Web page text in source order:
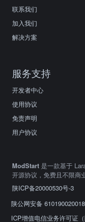
联系我们
加入我们
解决方案
服务支持
开发者中心
使用协议
免责声明
用户协议
ModStart 是一款基于
开源协议，免费且不限商
陕ICP备20000530号-3
陕公网安备
ICP增值电信业务许可证（